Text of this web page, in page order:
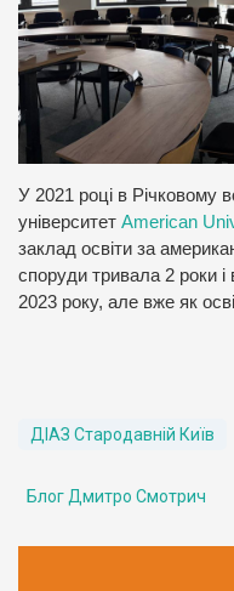
У 2021 році в Річковому
університет American
заклад освіти за
споруди тривала 2 роки і
2023 року, але вже як
ДІАЗ Стародавній Київ
Блог Дмитро Смотрич